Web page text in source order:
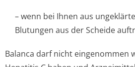
– wenn bei Ihnen aus
Blutungen aus der Scheide
Balanca darf nicht eingenommen